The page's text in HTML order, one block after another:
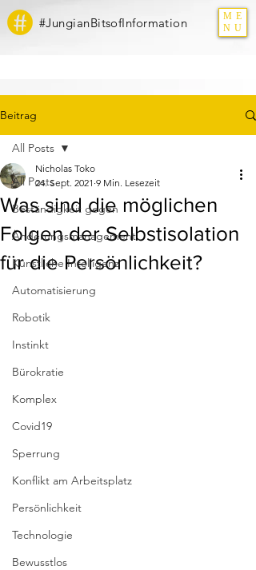
#JungianBitsofInformation
ME
NU
Beitrag
All Posts
Beständigkeit gegen
Änderungsmanagement
Künstliche Intelligenz
Automatisierung
Robotik
Instinkt
Bürokratie
Komplex
Covid19
Sperrung
Konflikt am Arbeitsplatz
Persönlichkeit
Technologie
Bewusstlos
All Posts
Was sind die möglichen
Folgen der Selbstisolation
für die Persönlichkeit?
Nicholas Toko
24. Sept. 2021 9 Min. Lesezeit